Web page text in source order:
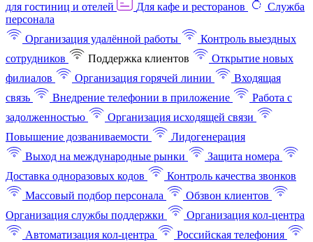
для гостиниц и отелей
Для кафе и ресторанов
Служба
персонала
Организация удалённой работы
Контроль выездных
сотрудников
Поддержка клиентов
Открытие новых
филиалов
Организация горячей линии
Входящая
связь
Внедрение телефонии в приложение
Работа с
задолженностью
Организация исходящей связи
Повышение дозваниваемости
Лидогенерация
Выход на международные рынки
Защита номера
Доставка одноразовых кодов
Контроль качества звонков
Массовый подбор персонала
Обзвон клиентов
Организация службы поддержки
Организация кол-центра
Автоматизация кол-центра
Российская телефония